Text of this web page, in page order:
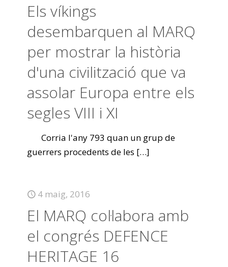
Els víkings
desembarquen al MARQ
per mostrar la història
d'una civilització que va
assolar Europa entre els
segles VIII i XI
Corria l'any 793 quan un grup de
guerrers procedents de les […]
4 maig, 2016
El MARQ col·labora amb
el congrés DEFENCE
HERITAGE 16